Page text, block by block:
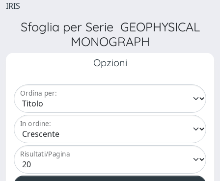
IRIS
Sfoglia per Serie GEOPHYSICAL
MONOGRAPH
Opzioni
Ordina per:
In ordine:
Risultati/Pagina